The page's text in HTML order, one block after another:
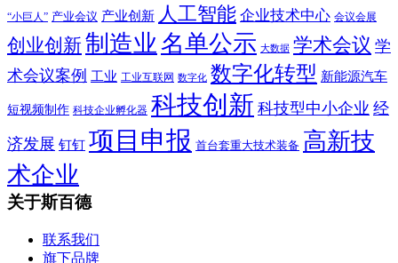
“小巨人” 产业会议 产业创新 人工智能 企业技术中心 会议会展
创业创新制造业名单公示 大数据 学术会议 学
术会议案例 工业 工业互联网 数字化 数字化转型 新能源汽车
短视频制作 科技企业孵化器 科技创新 科技型中小企业 经
济发展 钉钉 项目申报 首台套重大技术装备 高新技
术企业
关于斯百德
联系我们
旗下品牌